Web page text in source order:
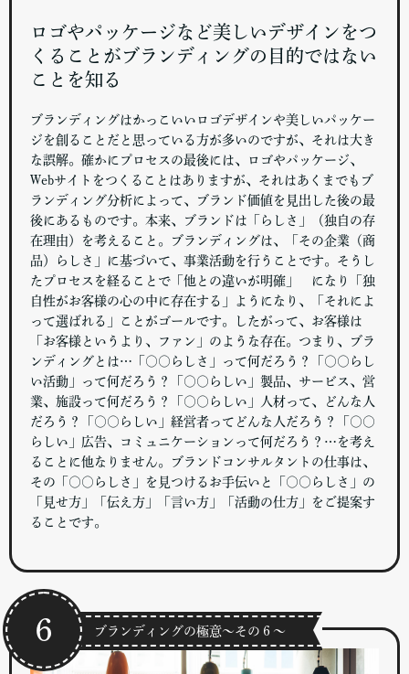
ロゴやパッケージなど美しいデザインをつ
くることがブランディングの目的ではない
ことを知る
ブランディングはかっこいいロゴデザインや美しいパッケー
ジを創ることだと思っている方が多いのですが、それは大き
な誤解。確かにプロセスの最後には、ロゴやパッケージ、
Webサイトをつくることはありますが、それはあくまでもブ
ランディング分析によって、ブランド価値を見出した後の最
後にあるものです。本来、ブランドは「らしさ」（独自の存
在理由）を考えること。ブランディングは、「その企業（商
品）らしさ」に基づいて、事業活動を行うことです。そうし
たプロセスを経ることで「他との違いが明確」 になり「独
自性がお客様の心の中に存在する」ようになり、「それによ
って選ばれる」ことがゴールです。したがって、お客様は
「お客様というより、ファン」のような存在。つまり、ブラ
ンディングとは…「○○らしさ」って何だろう？「○○らし
い活動」って何だろう？「○○らしい」製品、サービス、営
業、施設って何だろう？「○○らしい」人材って、どんな人
だろう？「○○らしい」経営者ってどんな人だろう？「○○
らしい」広告、コミュニケーションって何だろう？…を考え
ることに他なりません。ブランドコンサルタントの仕事は、
その「○○らしさ」を見つけるお手伝いと「○○らしさ」の
「見せ方」「伝え方」「言い方」「活動の仕方」をご提案す
ることです。
ブランディングの極意～その６～
６